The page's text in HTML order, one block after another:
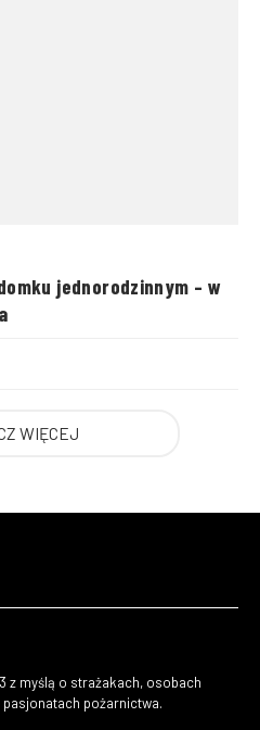
jednorodzinnym – w
WIĘCEJ
z myślą o strażakach, osobach
pożarnictwa.